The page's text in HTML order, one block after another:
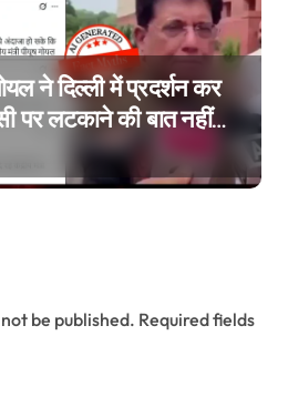
ने दिल्ली में प्रदर्शन कर
पर लटकाने की बात नहीं
जेनरेटेड है
be published. Required fields